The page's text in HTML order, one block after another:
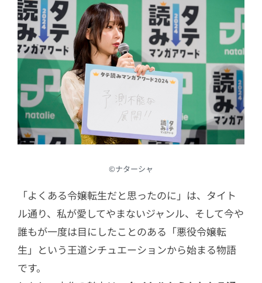
©︎ナターシャ
「よくある令嬢転生だと思ったのに」は、タイト
ル通り、私が愛してやまないジャンル、そして今や
誰もが一度は目にしたことのある「悪役令嬢転
生」という王道シチュエーションから始まる物語
です。